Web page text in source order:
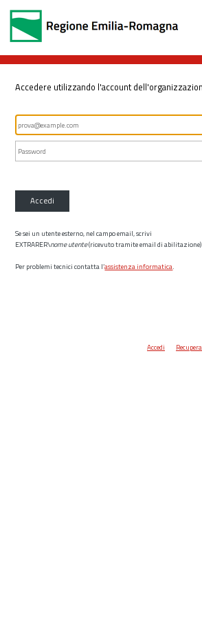
Accedere utilizzando l'account
Accedi
Se sei un utente esterno, nel campo email, scrivi
EXTRARER\nome utente(ricevuto tramite email di abilitazione)
Per problemi tecnici contatta l’assistenza informatica.
Accedi